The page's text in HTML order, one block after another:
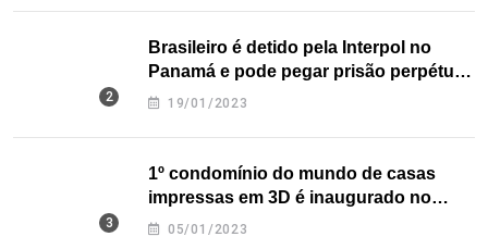
Brasileiro é detido pela Interpol no
Panamá e pode pegar prisão perpétua
nos EUA
19/01/2023
1º condomínio do mundo de casas
impressas em 3D é inaugurado no
Texas
05/01/2023